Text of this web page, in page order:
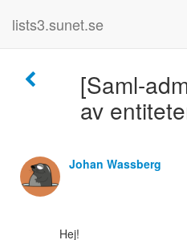
lists3.sunet.se
[Saml-
av
Johan Wassberg